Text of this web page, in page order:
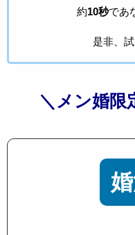
約10秒であ
是非、
＼メン婚限